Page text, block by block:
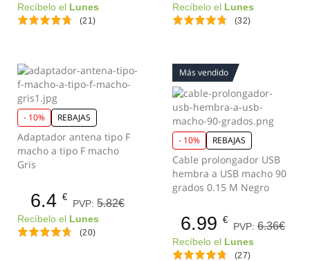
Recíbelo el Lunes
(21)
Recíbelo el Lunes
(32)
- 10% REBAJAS
Adaptador antena tipo F
macho a tipo F macho
Gris
6.4 €
PVP: 5.82€
Recíbelo el Lunes
(20)
Más vendido
- 10% REBAJAS
Cable prolongador USB
hembra a USB macho 90
grados 0.15 M Negro
6.99 €
PVP: 6.36€
Recíbelo el Lunes
(27)